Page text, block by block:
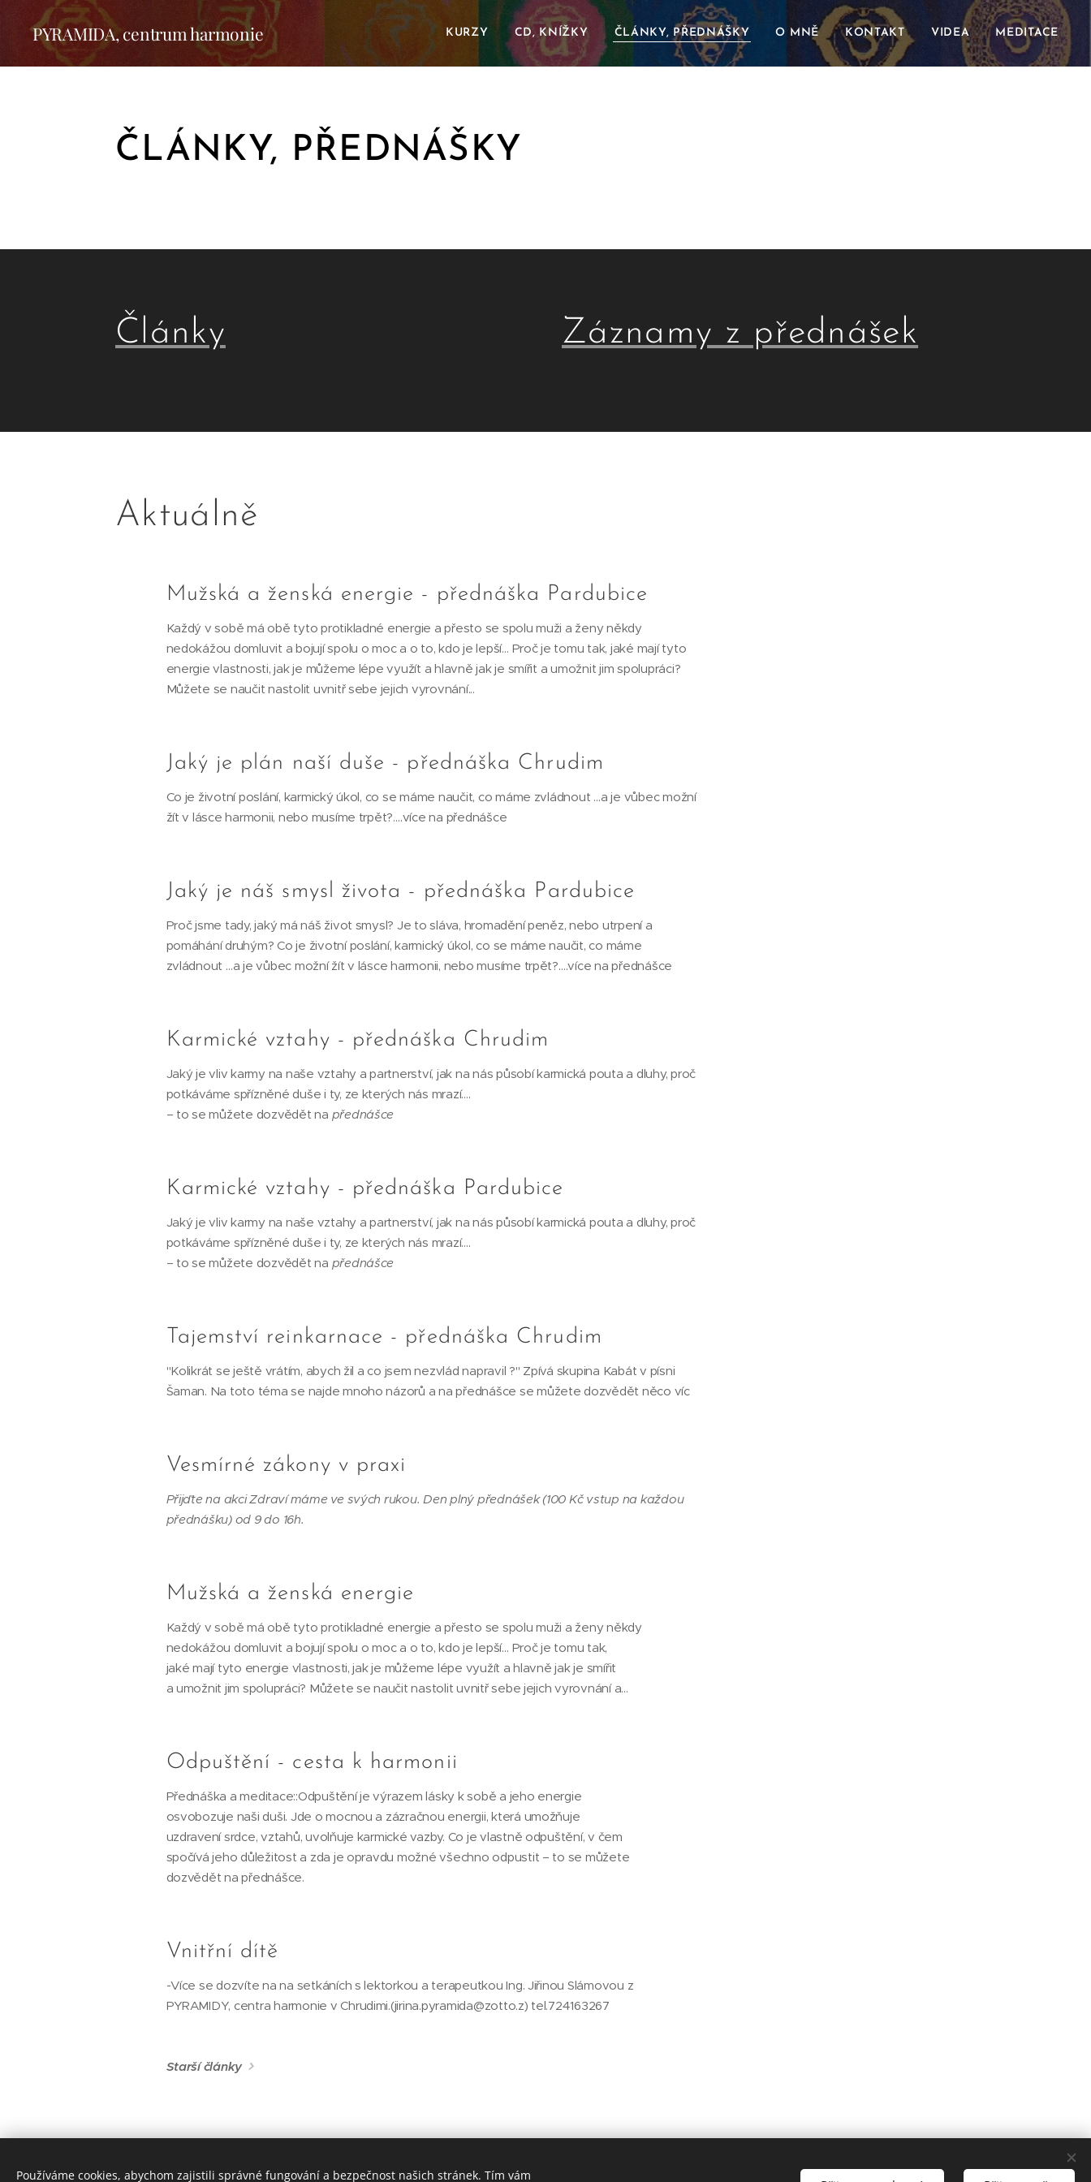
PYRAMIDA, centrum harmonie KURZY CD, KNÍŽKY ČLÁNKY, PŘEDNÁŠKY O MNĚ KONTAKT VIDEA MEDITACE
ČLÁNKY, PŘEDNÁŠKY
Články Záznamy z přednášek
Aktuálně
Mužská a ženská energie - přednáška Pardubice
Každý v sobě má obě tyto protikladné energie a přesto se spolu muži a ženy někdy
nedokážou domluvit a bojují spolu o moc a o to, kdo je lepší… Proč je tomu tak, jaké mají tyto
energie vlastnosti, jak je můžeme lépe využít a hlavně jak je smířit a umožnit jim spolupráci?
Můžete se naučit nastolit uvnitř sebe jejich vyrovnání...
Jaký je plán naší duše - přednáška Chrudim
Co je životní poslání, karmický úkol, co se máme naučit, co máme zvládnout …a je vůbec možní
žít v lásce harmonii, nebo musíme trpět?….více na přednášce
Jaký je náš smysl života - přednáška Pardubice
Proč jsme tady, jaký má náš život smysl? Je to sláva, hromadění peněz, nebo utrpení a
pomáhání druhým? Co je životní poslání, karmický úkol, co se máme naučit, co máme
zvládnout …a je vůbec možní žít v lásce harmonii, nebo musíme trpět?….více na přednášce
Karmické vztahy - přednáška Chrudim
Jaký je vliv karmy na naše vztahy a partnerství, jak na nás působí karmická pouta a dluhy, proč
potkáváme spřízněné duše i ty, ze kterých nás mrazí….
– to se můžete dozvědět na přednášce
Karmické vztahy - přednáška Pardubice
Jaký je vliv karmy na naše vztahy a partnerství, jak na nás působí karmická pouta a dluhy, proč
potkáváme spřízněné duše i ty, ze kterých nás mrazí….
– to se můžete dozvědět na přednášce
Tajemství reinkarnace - přednáška Chrudim
"Kolikrát se ještě vrátím, abych žil a co jsem nezvlád napravil ?" Zpívá skupina Kabát v písni
Šaman. Na toto téma se najde mnoho názorů a na přednášce se můžete dozvědět něco víc
Vesmírné zákony v praxi
Přijďte na akci Zdraví máme ve svých rukou. Den plný přednášek (100 Kč vstup na každou
přednášku) od 9 do 16h.
Mužská a ženská energie
Každý v sobě má obě tyto protikladné energie a přesto se spolu muži a ženy někdy
nedokážou domluvit a bojují spolu o moc a o to, kdo je lepší… Proč je tomu tak,
jaké mají tyto energie vlastnosti, jak je můžeme lépe využít a hlavně jak je smířit
a umožnit jim spolupráci? Můžete se naučit nastolit uvnitř sebe jejich vyrovnání a...
Odpuštění - cesta k harmonii
Přednáška a meditace::Odpuštění je výrazem lásky k sobě a jeho energie
osvobozuje naši duši. Jde o mocnou a zázračnou energii, která umožňuje
uzdravení srdce, vztahů, uvolňuje karmické vazby. Co je vlastně odpuštění, v čem
spočívá jeho důležitost a zda je opravdu možné všechno odpustit – to se můžete
dozvědět na přednášce.
Vnitřní dítě
-Více se dozvíte na na setkáních s lektorkou a terapeutkou Ing. Jiřinou Slámovou z
PYRAMIDY, centra harmonie v Chrudimi.(jirina.pyramida@zotto.z) tel.724163267
Starší články
Používáme cookies, abychom zajistili správné fungování a bezpečnost našich stránek. Tím vám